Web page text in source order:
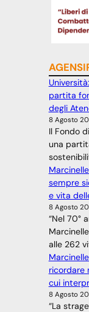
partita
degli
8 Agosto
Il Fondo
una
sempre
e vita
8 Agosto
“Nel 70°
alle 262
ricordare
cui
8 Agosto
“La